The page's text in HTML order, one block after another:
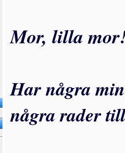
Mor, lilla
Har några
några rader